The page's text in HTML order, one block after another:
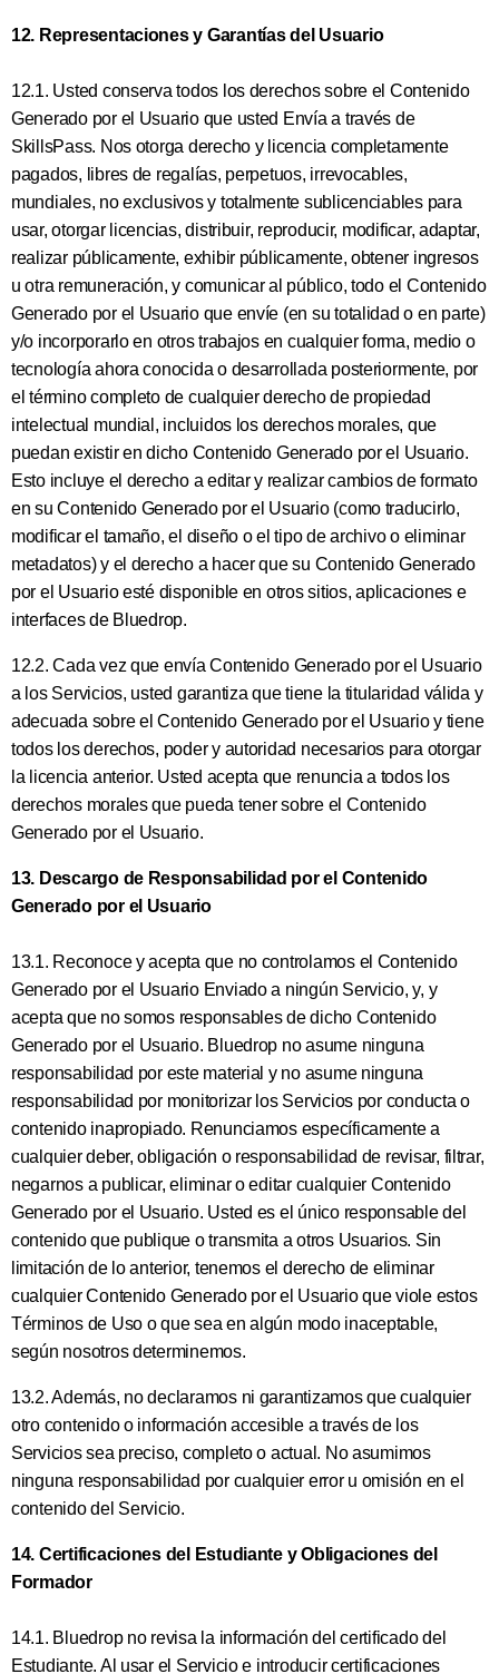
12. Representaciones y Garantías del Usuario
12.1. Usted conserva todos los derechos sobre el Contenido
Generado por el Usuario que usted Envía a través de
SkillsPass. Nos otorga derecho y licencia completamente
pagados, libres de regalías, perpetuos, irrevocables,
mundiales, no exclusivos y totalmente sublicenciables para
usar, otorgar licencias, distribuir, reproducir, modificar, adaptar,
realizar públicamente, exhibir públicamente, obtener ingresos
u otra remuneración, y comunicar al público, todo el Contenido
Generado por el Usuario que envíe (en su totalidad o en parte)
y/o incorporarlo en otros trabajos en cualquier forma, medio o
tecnología ahora conocida o desarrollada posteriormente, por
el término completo de cualquier derecho de propiedad
intelectual mundial, incluidos los derechos morales, que
puedan existir en dicho Contenido Generado por el Usuario.
Esto incluye el derecho a editar y realizar cambios de formato
en su Contenido Generado por el Usuario (como traducirlo,
modificar el tamaño, el diseño o el tipo de archivo o eliminar
metadatos) y el derecho a hacer que su Contenido Generado
por el Usuario esté disponible en otros sitios, aplicaciones e
interfaces de Bluedrop.
12.2. Cada vez que envía Contenido Generado por el Usuario
a los Servicios, usted garantiza que tiene la titularidad válida y
adecuada sobre el Contenido Generado por el Usuario y tiene
todos los derechos, poder y autoridad necesarios para otorgar
la licencia anterior. Usted acepta que renuncia a todos los
derechos morales que pueda tener sobre el Contenido
Generado por el Usuario.
13. Descargo de Responsabilidad por el Contenido
Generado por el Usuario
13.1. Reconoce y acepta que no controlamos el Contenido
Generado por el Usuario Enviado a ningún Servicio, y, y
acepta que no somos responsables de dicho Contenido
Generado por el Usuario. Bluedrop no asume ninguna
responsabilidad por este material y no asume ninguna
responsabilidad por monitorizar los Servicios por conducta o
contenido inapropiado. Renunciamos específicamente a
cualquier deber, obligación o responsabilidad de revisar, filtrar,
negarnos a publicar, eliminar o editar cualquier Contenido
Generado por el Usuario. Usted es el único responsable del
contenido que publique o transmita a otros Usuarios. Sin
limitación de lo anterior, tenemos el derecho de eliminar
cualquier Contenido Generado por el Usuario que viole estos
Términos de Uso o que sea en algún modo inaceptable,
según nosotros determinemos.
13.2. Además, no declaramos ni garantizamos que cualquier
otro contenido o información accesible a través de los
Servicios sea preciso, completo o actual. No asumimos
ninguna responsabilidad por cualquier error u omisión en el
contenido del Servicio.
14. Certificaciones del Estudiante y Obligaciones del
Formador
14.1. Bluedrop no revisa la información del certificado del
Estudiante. Al usar el Servicio e introducir certificaciones